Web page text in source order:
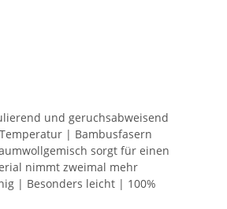
und geruchsabweisend
| Bambusfasern
sorgt für einen
nimmt zweimal mehr
| Besonders leicht | 100%